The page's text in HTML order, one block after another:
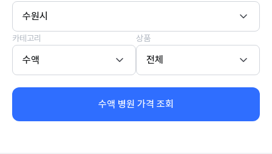
수원시
카테고리
수액
상품
전체
수액 병원 가격 조회